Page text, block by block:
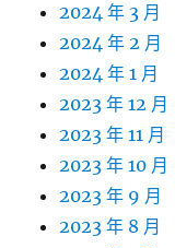
2024 年 3 月
2024 年 2 月
2024 年 1 月
2023 年 12 月
2023 年 11 月
2023 年 10 月
2023 年 9 月
2023 年 8 月